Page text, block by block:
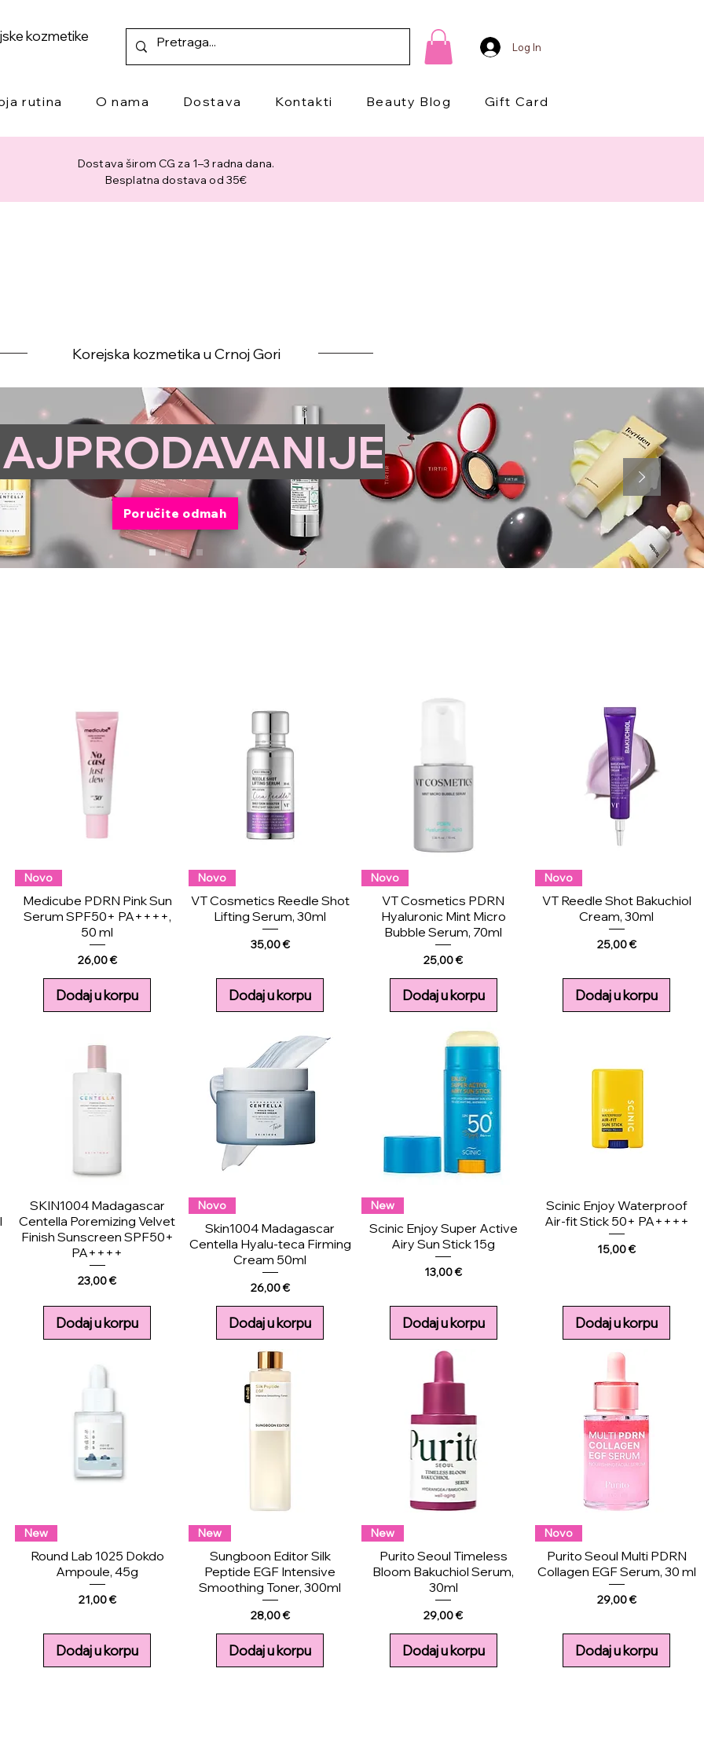
kozmetike
Log In
rutina O nama Dostava Kontakti Beauty Blog Gift Card
Dostava širom CG za 1–3 radna dana.
Besplatna dostava od 35€
Korejska kozmetika u Crnoj Gori
Poručite odmah
Novo
Medicube PDRN Pink Sun
Serum SPF50+ PA++++,
50 ml
Price
26,00 €
Dodaj u korpu
Novo
VT Cosmetics Reedle Shot
Lifting Serum, 30ml
Price
35,00 €
Dodaj u korpu
Novo
VT Cosmetics PDRN
Hyaluronic Mint Micro
Bubble Serum, 70ml
Price
25,00 €
Dodaj u korpu
Novo
VT Reedle Shot Bakuchiol
Cream, 30ml
Price
25,00 €
Dodaj u korpu
SKIN1004 Madagascar
Centella Poremizing Velvet
Finish Sunscreen SPF50+
PA++++
Price
23,00 €
Dodaj u korpu
Novo
Skin1004 Madagascar
Centella Hyalu-teca Firming
Cream 50ml
Price
26,00 €
Dodaj u korpu
New
Scinic Enjoy Super Active
Airy Sun Stick 15g
Price
13,00 €
Dodaj u korpu
Scinic Enjoy Waterproof
Air-fit Stick 50+ PA++++
Price
15,00 €
Dodaj u korpu
New
Round Lab 1025 Dokdo
Ampoule, 45g
Price
21,00 €
Dodaj u korpu
New
Sungboon Editor Silk
Peptide EGF Intensive
Smoothing Toner, 300ml
Price
28,00 €
Dodaj u korpu
New
Purito Seoul Timeless
Bloom Bakuchiol Serum,
30ml
Price
29,00 €
Dodaj u korpu
Novo
Purito Seoul Multi PDRN
Collagen EGF Serum, 30 ml
Price
29,00 €
Dodaj u korpu